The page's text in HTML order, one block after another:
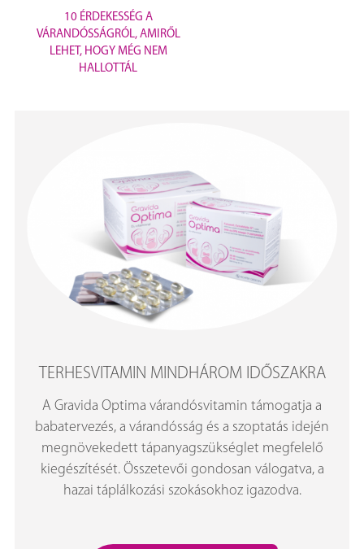
10 ÉRDEKESSÉG A
VÁRANDÓSSÁGRÓL, AMIRŐL
LEHET, HOGY MÉG NEM
HALLOTTÁL
TERHESVITAMIN MINDHÁROM IDŐSZAKRA
A Gravida Optima várandósvitamin támogatja a
babatervezés, a várandósság és a szoptatás idején
megnövekedett tápanyagszükséglet megfelelő
kiegészítését. Összetevői gondosan válogatva, a
hazai táplálkozási szokásokhoz igazodva.